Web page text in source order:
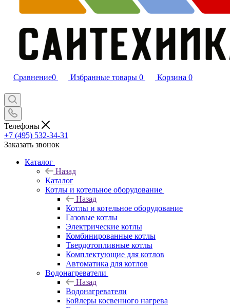
Сравнение0 Избранные товары 0 Корзина 0
Телефоны
+7 (495) 532‑34‑31
Заказать звонок
Каталог
Назад
Каталог
Котлы и котельное оборудование
Назад
Котлы и котельное оборудование
Газовые котлы
Электрические котлы
Комбинированные котлы
Твердотопливные котлы
Комплектующие для котлов
Автоматика для котлов
Водонагреватели
Назад
Водонагреватели
Бойлеры косвенного нагрева